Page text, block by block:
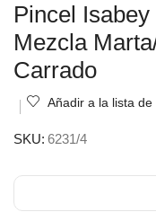
Pincel
Mezcla
Carrado
Añadir a la lista de
SKU: 6231/4